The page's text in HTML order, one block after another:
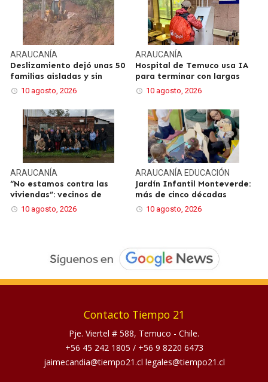
ARAUCANÍA
Deslizamiento dejó unas 50
familias aisladas y sin
10 agosto, 2026
ARAUCANÍA
Hospital de Temuco usa IA
para terminar con largas
10 agosto, 2026
ARAUCANÍA
“No estamos contra las
viviendas”: vecinos de
10 agosto, 2026
ARAUCANÍA EDUCACIÓN
Jardín Infantil Monteverde:
más de cinco décadas
10 agosto, 2026
Contacto Tiempo 21
Pje. Viertel # 588, Temuco - Chile.
+56 45 242 1805 / +56 9 8220 6473
jaimecandia@tiempo21.cl legales@tiempo21.cl